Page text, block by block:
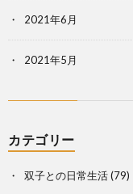
2021年6月
2021年5月
カテゴリー
双子との日常生活(79)